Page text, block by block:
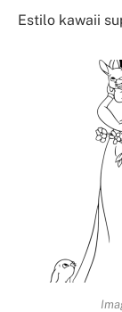
Estilo kawaii